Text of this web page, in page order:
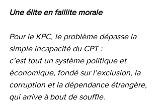
Une élite en faillite morale
Pour le KPC, le problème dépasse la
simple incapacité du CPT :
c’est tout un système politique et
économique, fondé sur l’exclusion, la
corruption et la dépendance étrangère,
qui arrive à bout de souffle.